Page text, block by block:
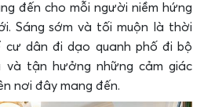
đến cho mỗi người niềm hứng
Sáng sớm và tối muộn là thời
dân đi dạo quanh phố đi bộ
và tận hưởng những cảm giác
nơi đây mang đến.